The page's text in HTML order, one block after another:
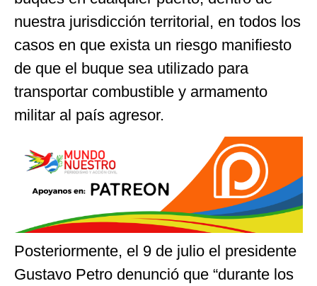
nuestra jurisdicción territorial, en todos los
casos en que exista un riesgo manifiesto
de que el buque sea utilizado para
transportar combustible y armamento
militar al país agresor.
Posteriormente, el 9 de julio el presidente
Gustavo Petro denunció que “durante los